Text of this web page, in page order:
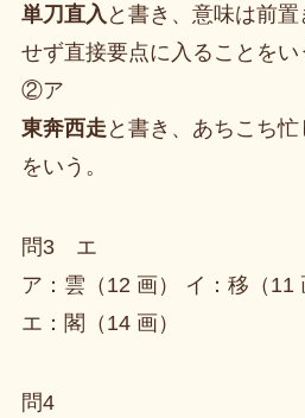
単刀直入 と書き、意味は前
せず直接要点に入ることをい
②ア
東奔西走 と書き、あちこち
をいう。
問3 エ
ア：雲（12 画） イ：移（11
エ：閣（14 画）
問4